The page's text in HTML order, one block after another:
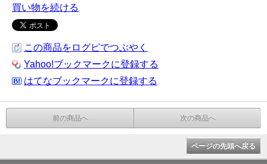
買い物を続ける
この商品をログピでつぶやく
Yahoo!ブックマークに登録する
はてなブックマークに登録する
前の商品へ 次の商品へ
ページの先頭へ戻る